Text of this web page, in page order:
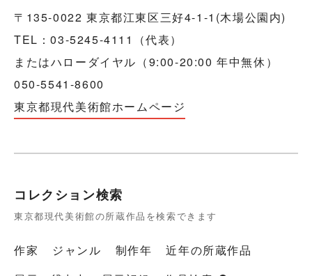
〒135-0022 東京都江東区三好4-1-1(木場公園内)
TEL：03-5245-4111（代表）
またはハローダイヤル（9:00-20:00 年中無休）
050-5541-8600
東京都現代美術館ホームページ
コレクション検索
東京都現代美術館の所蔵作品を検索できます
作家 ジャンル 制作年
近年の所蔵作品